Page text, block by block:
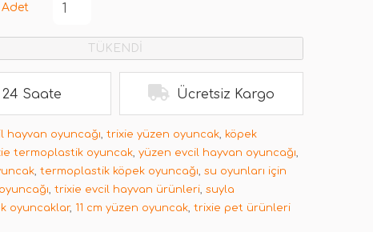
Adet
TÜKENDİ
24 Saate Ücretsiz Kargo
hayvan oyuncağı, trixie yüzen oyuncak, köpek
termoplastik oyuncak, yüzen evcil hayvan oyuncağı,
, termoplastik köpek oyuncağı, su oyunları için
, trixie evcil hayvan ürünleri, suyla
oyuncaklar, 11 cm yüzen oyuncak, trixie pet ürünleri